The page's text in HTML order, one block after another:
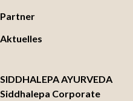
Partner
Aktuelles
SIDDHALEPA AYURVEDA
Siddhalepa Corporate